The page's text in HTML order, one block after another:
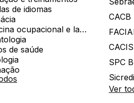
de idiomas
Medicina ocupacional e laboratorial
de saúde
CACB
SPC
Sicredi
Ver